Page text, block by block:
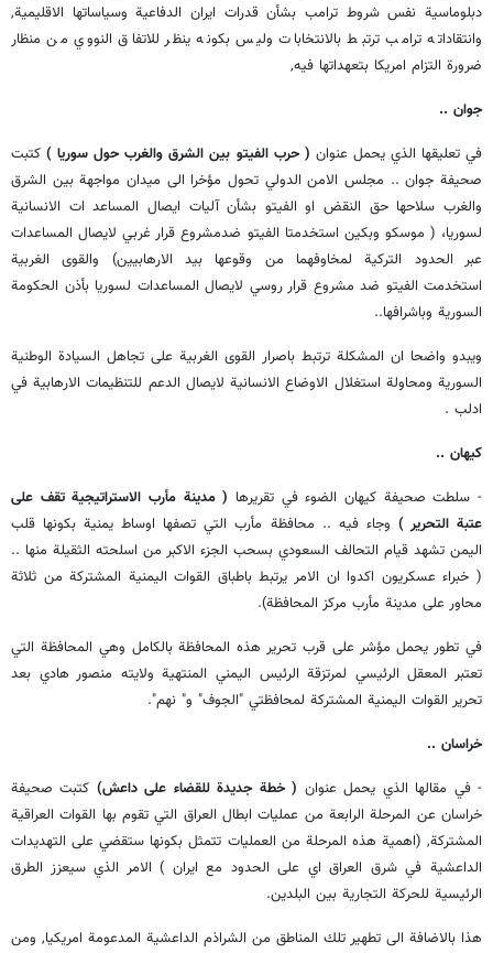
دبلوماسية نفس شروط ترامب بشأن قدرات ايران الدفاعية وسياساتها الاقليمية,
وانتقاداته ترامب ترتبط بالانتخابات وليس بكونه ينظر للاتفاق النووي من منظار
ضرورة التزام امريكا بتعهداتها فيه,
جوان ..
في تعليقها الذي يحمل عنوان ( حرب الفيتو بين الشرق والغرب حول سوريا ) كتبت
صحيفة جوان .. مجلس الامن الدولي تحول مؤخرا الى ميدان مواجهة بين الشرق
والغرب سلاحها حق النقض او الفيتو بشأن آليات ايصال المساعد ات الانسانية
لسوريا، ( موسكو وبكين استخدمتا الفيتو ضدمشروع قرار غربي لايصال المساعدات
عبر الحدود التركية لمخاوفهما من وقوعها بيد الارهابيين) والقوى الغربية
استخدمت الفيتو ضد مشروع قرار روسي لايصال المساعدات لسوريا بأذن الحكومة
السورية وباشرافها..
ويبدو واضحا ان المشكلة ترتبط باصرار القوى الغربية على تجاهل السيادة الوطنية
السورية ومحاولة استغلال الاوضاع الانسانية لايصال الدعم للتنظيمات الارهابية في
ادلب .
كيهان ..
- سلطت صحيفة كيهان الضوء في تقريرها ( مدينة مأرب الاستراتيجية تقف على
عتبة التحرير ) وجاء فيه .. محافظة مأرب التي تصفها اوساط يمنية بكونها قلب
اليمن تشهد قيام التحالف السعودي بسحب الجزء الاكبر من اسلحته الثقيلة منها ..
( خبراء عسكريون اكدوا ان الامر يرتبط باطباق القوات اليمنية المشتركة من ثلاثة
محاور على مدينة مأرب مركز المحافظة).
في تطور يحمل مؤشر على قرب تحرير هذه المحافظة بالكامل وهي المحافظة التي
تعتبر المعقل الرئيسي لمرتزقة الرئيس اليمني المنتهية ولايته منصور هادي بعد
تحرير القوات اليمنية المشتركة لمحافظتي "الجوف" و" نهم".
خراسان ..
- في مقالها الذي يحمل عنوان ( خطة جديدة للقضاء على داعش) كتبت صحيفة
خراسان عن المرحلة الرابعة من عمليات ابطال العراق التي تقوم بها القوات العراقية
المشتركة, (اهمية هذه المرحلة من العمليات تتمثل بكونها ستقضي على التهديدات
الداعشية في شرق العراق اي علی الحدود مع ايران ) الامر الذي سيعزز الطرق
الرئيسية للحركة التجارية بين البلدين.
هذا بالاضافة الى تطهير تلك المناطق من الشراذم الداعشية المدعومة امريكيا, ومن